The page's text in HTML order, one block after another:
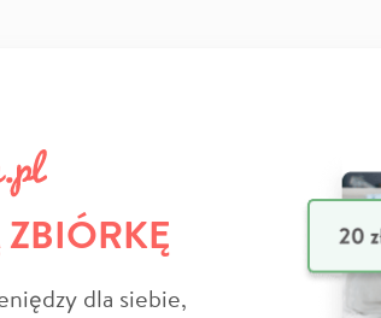
dla siebie,